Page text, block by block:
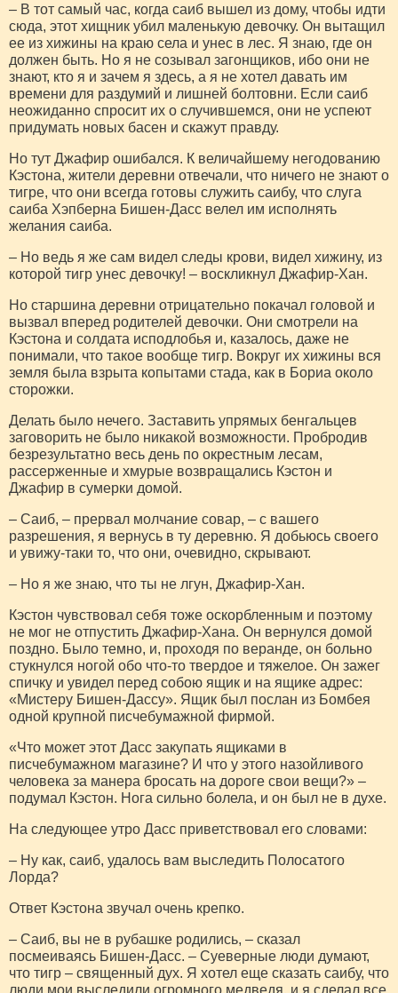
– В тот самый час, когда саиб вышел из дому, чтобы идти
сюда, этот хищник убил маленькую девочку. Он вытащил
ее из хижины на краю села и унес в лес. Я знаю, где он
должен быть. Но я не созывал загонщиков, ибо они не
знают, кто я и зачем я здесь, а я не хотел давать им
времени для раздумий и лишней болтовни. Если саиб
неожиданно спросит их о случившемся, они не успеют
придумать новых басен и скажут правду.
Но тут Джафир ошибался. К величайшему негодованию
Кэстона, жители деревни отвечали, что ничего не знают о
тигре, что они всегда готовы служить саибу, что слуга
саиба Хэпберна Бишен-Дасс велел им исполнять
желания саиба.
– Но ведь я же сам видел следы крови, видел хижину, из
которой тигр унес девочку! – воскликнул Джафир-Хан.
Но старшина деревни отрицательно покачал головой и
вызвал вперед родителей девочки. Они смотрели на
Кэстона и солдата исподлобья и, казалось, даже не
понимали, что такое вообще тигр. Вокруг их хижины вся
земля была взрыта копытами стада, как в Бориа около
сторожки.
Делать было нечего. Заставить упрямых бенгальцев
заговорить не было никакой возможности. Пробродив
безрезультатно весь день по окрестным лесам,
рассерженные и хмурые возвращались Кэстон и
Джафир в сумерки домой.
– Саиб, – прервал молчание совар, – с вашего
разрешения, я вернусь в ту деревню. Я добьюсь своего
и увижу-таки то, что они, очевидно, скрывают.
– Но я же знаю, что ты не лгун, Джафир-Хан.
Кэстон чувствовал себя тоже оскорбленным и поэтому
не мог не отпустить Джафир-Хана. Он вернулся домой
поздно. Было темно, и, проходя по веранде, он больно
стукнулся ногой обо что-то твердое и тяжелое. Он зажег
спичку и увидел перед собою ящик и на ящике адрес:
«Мистеру Бишен-Дассу». Ящик был послан из Бомбея
одной крупной писчебумажной фирмой.
«Что может этот Дасс закупать ящиками в
писчебумажном магазине? И что у этого назойливого
человека за манера бросать на дороге свои вещи?» –
подумал Кэстон. Нога сильно болела, и он был не в духе.
На следующее утро Дасс приветствовал его словами:
– Ну как, саиб, удалось вам выследить Полосатого
Лорда?
Ответ Кэстона звучал очень крепко.
– Саиб, вы не в рубашке родились, – сказал
посмеиваясь Бишен-Дасс. – Суеверные люди думают,
что тигр – священный дух. Я хотел еще сказать саибу, что
люди мои выследили огромного медведя, и я сделал все